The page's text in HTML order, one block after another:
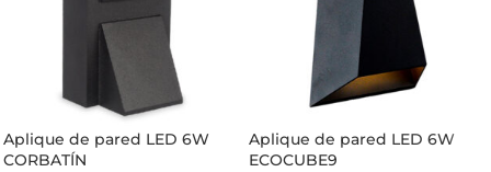
Aplique de pared LED 6W
CORBATÍN
Aplique de pared LED 6W
ECOCUBE9